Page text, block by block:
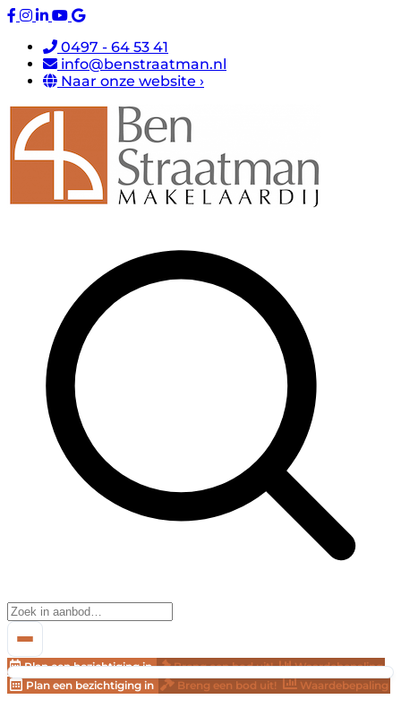
0497 - 64 53 41
info@benstraatman.nl
Naar onze website ›
Plan een bezichtiging in Breng een bod uit!
Waardebepaling
Plan een bezichtiging in
Breng een bod uit! Waardebepaling